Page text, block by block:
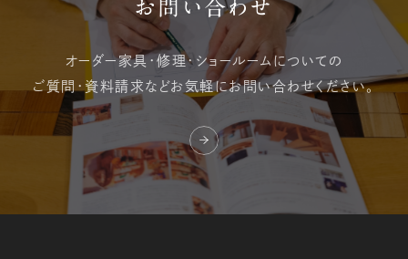
お問い合わせ
オーダー家具・修理・ ショールームについての
ご質問・資料請求などお気軽にお問い合わせください。